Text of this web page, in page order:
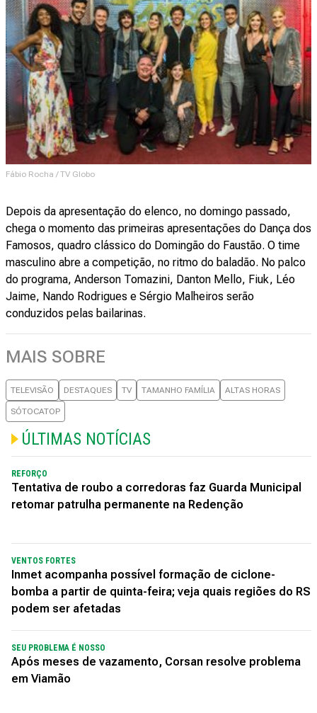
Fábio Rocha / TV Globo
Depois da apresentação do elenco, no domingo passado,
chega o momento das primeiras apresentações do Dança dos
Famosos, quadro clássico do Domingão do Faustão. O time
masculino abre a competição, no ritmo do baladão. No palco
do programa, Anderson Tomazini, Danton Mello, Fiuk, Léo
Jaime, Nando Rodrigues e Sérgio Malheiros serão
conduzidos pelas bailarinas.
MAIS SOBRE
TELEVISÃO DESTAQUES TV TAMANHO FAMÍLIA ALTAS HORAS
SÓTOCATOP
ÚLTIMAS NOTÍCIAS
REFORÇO
Tentativa de roubo a corredoras faz Guarda Municipal
retomar patrulha permanente na Redenção
VENTOS FORTES
Inmet acompanha possível formação de ciclone-
bomba a partir de quinta-feira; veja quais regiões do RS
podem ser afetadas
SEU PROBLEMA É NOSSO
Após meses de vazamento, Corsan resolve problema
em Viamão